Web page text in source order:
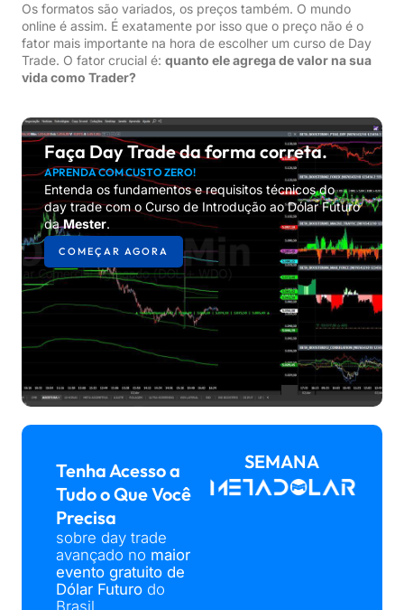
Os formatos são variados, os preços também. O mundo
online é assim. É exatamente por isso que o preço não é o
fator mais importante na hora de escolher um curso de Day
Trade. O fator crucial é: quanto ele agrega de valor na sua
vida como Trader?
Faça Day Trade da forma correta.
APRENDA COM CUSTO ZERO!
Entenda os fundamentos e requisitos técnicos do
day trade com o Curso de Introdução ao Dólar Futuro
daMester.
COMEÇAR AGORA
Tenha Acesso a
Tudo o Que Você
Precisa
sobre day trade
avançado no maior
evento gratuito de
Dólar Futuro do
Brasil.
SEMANA